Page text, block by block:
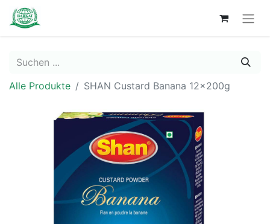
Alle Produkte SHAN Custard Banana 12x200g